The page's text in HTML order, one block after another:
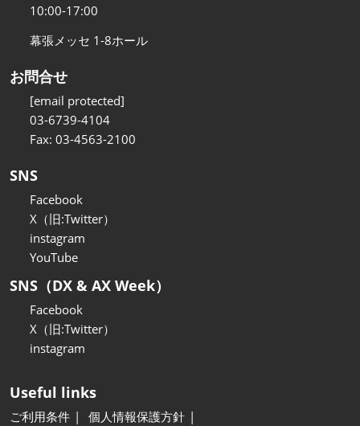
10:00-17:00
幕張メッセ 1-8ホール
お問合せ
[email protected]
03-6739-4104
Fax: 03-4563-2100
SNS
Facebook
X（旧:Twitter）
instagram
YouTube
SNS（DX & AX Week）
Facebook
X（旧:Twitter）
instagram
Useful links
ご利用条件
個人情報保護方針